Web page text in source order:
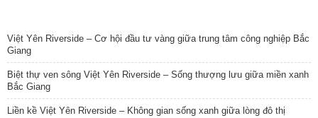
Việt Yên Riverside – Cơ hội đầu tư vàng giữa trung tâm công nghiệp Bắc
Giang
Biệt thự ven sông Việt Yên Riverside – Sống thượng lưu giữa miền xanh
Bắc Giang
Liền kề Việt Yên Riverside – Không gian sống xanh giữa lòng đô thị